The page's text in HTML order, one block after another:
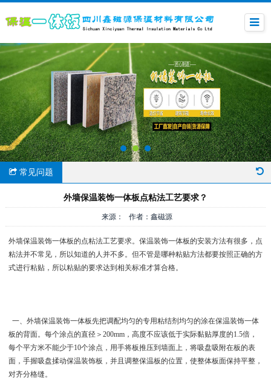
常见问题
外墙保温装饰一体板点粘法工艺要求？
来源： 作者：鑫磁源
外墙保温装饰一体板的点粘法工艺要求。保温装饰一体板的安装方法有很多，点
粘法并不常见，所以知道的人并不多。但不管是哪种粘贴方法都要按照正确的方
式进行粘贴，所以粘贴的要求达到相关标准才算合格。
一、 外墙保温装饰一体板先把调配均匀的专用粘结剂均匀的涂在保温装饰一体
板的背面。每个涂点的直径＞200mm，高度不应该低于实际黏贴厚度的1.5倍，
每个平方米不能少于10个涂点，用手将板推压到墙面上，将吸盘吸附在板的表
面，手握吸盘揉动保温装饰板，并且调整保温板的位置，使整体板面保持平整，
对齐分格缝。